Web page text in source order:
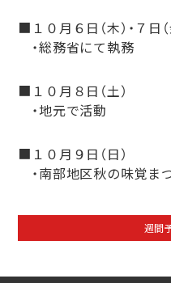
■１０月６日（木）・７日（
・総務省にて執務
■１０月８日（土）
・地元で活動
■１０月９日（日）
・南部地区秋の味覚ま
週間